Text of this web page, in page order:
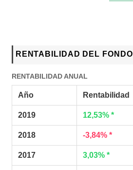
RENTABILIDAD DEL FONDO
RENTABILIDAD ANUAL
Año Rentabilidad
2019 12,53% *
2018 -3,84% *
2017 3,03% *